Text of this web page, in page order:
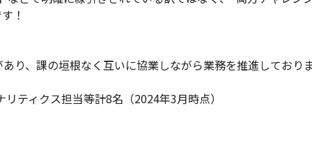
！
り、課の垣根なく互いに協業しながら業務を推進しており
ティクス担当等計8名（2024年3月時点）